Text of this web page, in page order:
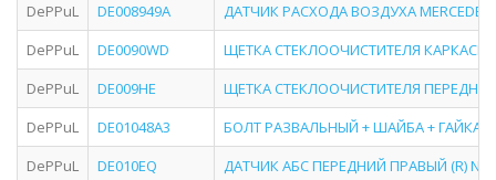
DePPuL
DE008949A
ДАТЧИК РАСХОДА ВОЗДУХА MERCEDES
DePPuL
DE0090WD
ЩЕТКА СТЕКЛООЧИСТИТЕЛЯ
DePPuL
DE009HE
ЩЕТКА СТЕКЛООЧИСТИТЕЛЯ
DePPuL
DE01048A3
БОЛТ РАЗВАЛЬНЫЙ + ШАЙБА + ГАЙКА
DePPuL
DE010EQ
ДАТЧИК АБС ПЕРЕДНИЙ ПРАВЫЙ (R)